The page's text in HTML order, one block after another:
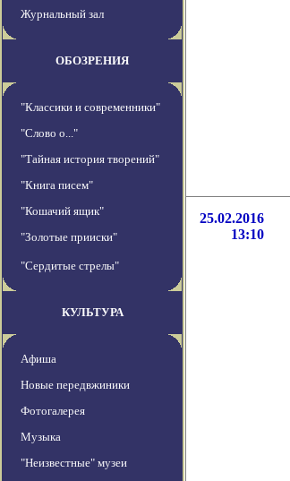
Журнальный зал
ОБОЗРЕНИЯ
"Классики и современники"
"Слово о..."
"Тайная история творений"
"Книга писем"
"Кошачий ящик"
"Золотые прииски"
"Сердитые стрелы"
КУЛЬТУРА
Афиша
Новые передвжиники
Фотогалерея
Музыка
"Неизвестные" музеи
25.02.2016
13:10